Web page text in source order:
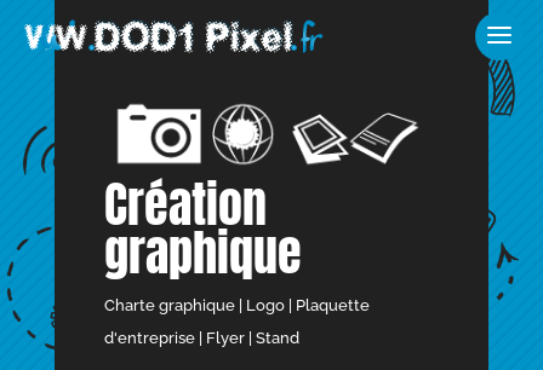
Création
graphique
Charte graphique | Logo | Plaquette
d'entreprise | Flyer | Stand